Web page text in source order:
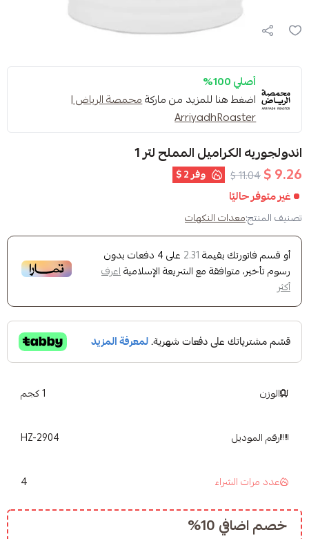
للمزيد من ماركةمحمصة الرياض |
المملح لتر 1
وفر2 $
النكهات
بقيمة2.31 على4دفعات بدون
مع الشريعة الإسلاميةاعرف